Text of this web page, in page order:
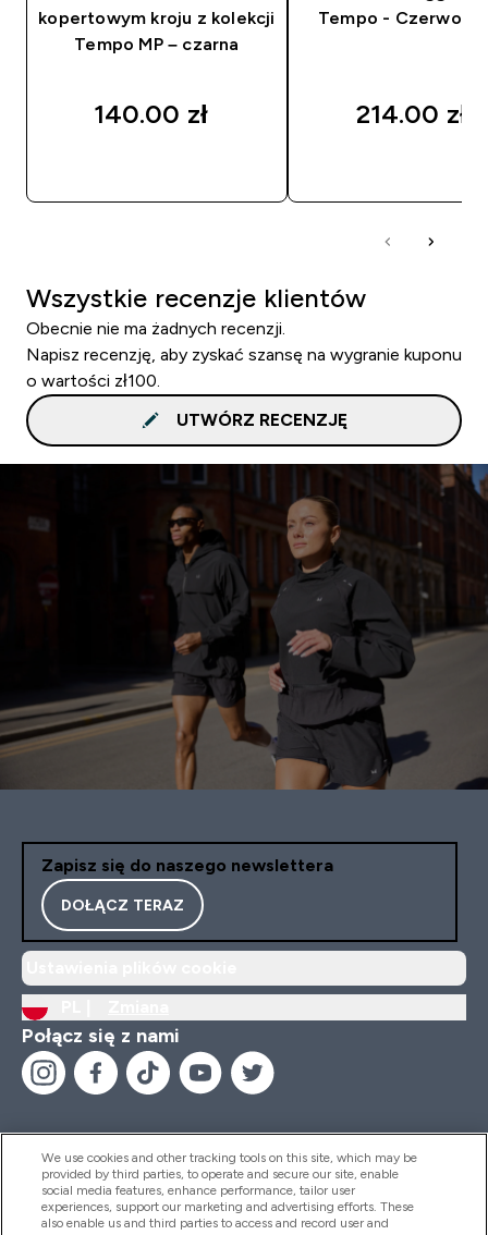
kopertowym kroju z kolekcji
Tempo MP – czarna
140.00 zł‎
Tempo - Czerwony
214.00 zł‎
Wszystkie recenzje klientów
Obecnie nie ma żadnych recenzji.
Napisz recenzję, aby zyskać szansę na wygranie kuponu
o wartości zł100.
UTWÓRZ RECENZJĘ
Zapisz się do naszego newslettera
DOŁĄCZ TERAZ
Połącz się z nami
Pomoc I Informacja
We use cookies and other tracking tools on this site, which may be
provided by third parties, to operate and secure our site, enable
social media features, enhance performance, tailor user
experiences, support our marketing and advertising efforts. These
also enable us and third parties to access and record user and